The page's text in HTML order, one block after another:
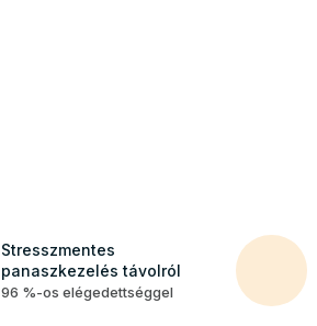
Stresszmentes
panaszkezelés távolról
96 %-os elégedettséggel